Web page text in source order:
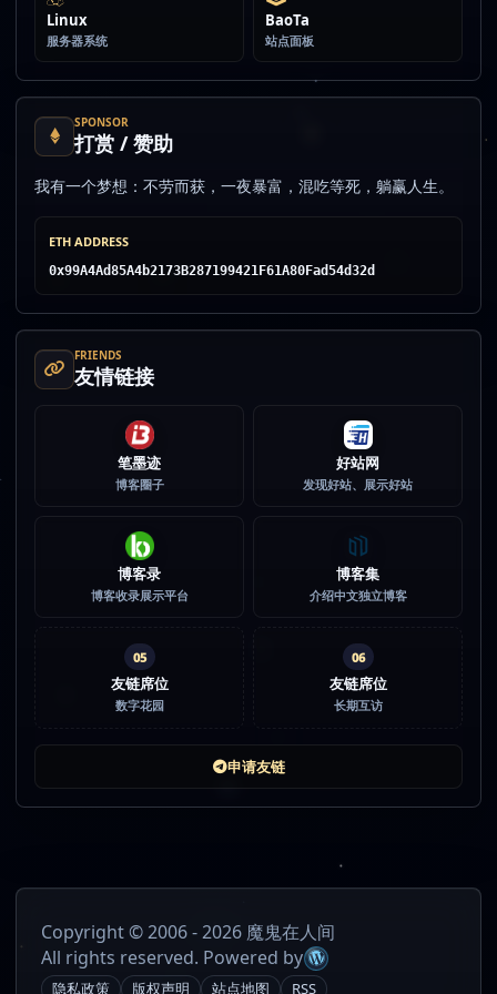
Linux
服务器系统
BaoTa
站点面板
SPONSOR
打赏 / 赞助
我有一个梦想：不劳而获，一夜暴富，混吃等死，躺赢人生。
ETH ADDRESS
0x99A4Ad85A4b2173B287199421F61A80Fad54d32d
FRIENDS
友情链接
笔墨迹
博客圈子
好站网
发现好站、展示好站
博客录
博客收录展示平台
博客集
介绍中文独立博客
05
友链席位
数字花园
06
友链席位
长期互访
申请友链
Copyright © 2006 - 2026 魔鬼在人间
All rights reserved. Powered by
隐私政策 版权声明 站点地图 RSS